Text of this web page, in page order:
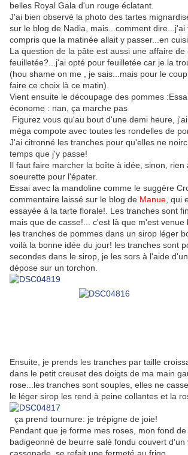
belles Royal Gala d'un rouge éclatant.
J'ai bien observé la photo des tartes
sur le blog de Nadia, mais...comment dire...j'ai
compris que la matinée allait y passer...en
La question de la pâte est aussi une affaire de
feuilletée?...j'ai opté pour feuilletée car je la
(hou shame on me , je sais...mais pour le
faire ce choix là ce matin).
Vient ensuite le découpage des pommes
économe : nan, ça marche pas
Figurez vous qu'au bout d'une demi heure,
méga compote avec toutes les rondelles de
J'ai citronné les tranches pour qu'elles ne
temps que j'y passe!
Il faut faire marcher la boîte à idée, sinon, rien
soeurette pour l'épater.
Essai avec la mandoline comme le suggère
commentaire laissé sur le blog de Manue , qui
essayée à la tarte florale!. Les tranches sont
mais que de casse!... c'est là que m'est venue
les tranches de pommes dans un sirop léger
voilà la bonne idée du jour! les tranches sont
secondes dans le sirop, je les sors à l'aide
dépose sur un torchon.
Ensuite, je prends les tranches par taille
dans le petit creuset des doigts de ma main
rose...les tranches sont souples, elles ne
le léger sirop les rend à peine collantes et la
ça prend tournure: je trépigne de joie!
Pendant que je forme mes roses, mon fond
badigeonné de beurre salé fondu couvert d'un